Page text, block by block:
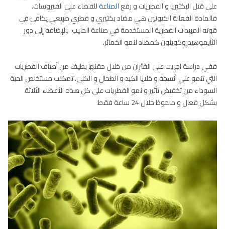
على قتل البكتيريا و الفطريات و رفعالمناعةللقضاء على الفيروسات.
فالمادة الفعالة الكيونين هي مضاد بكتيري و فطري طبيعي يكافئ في
قوته المبيدات الفطرية المستخدمة في صناعة الحليب. بالإضافة إلى دور
الثايموهيدروكوينون كمضاد لنمو الخمائر.
ففي دراسة اجريت على الفئران من خلال حقنها بطيف من أطياف الفطريات
التي تنمو على أنسجة و خلايا الكبد و الطحال و الكلى. تمكنت مستخلص الحبة
السوداء من تخفيض تأثير و نمو الفطريات على كل هذه الأعضاء الثلاثة
بشكل فعال و ملحوظ خلال 24 ساعة فقط.